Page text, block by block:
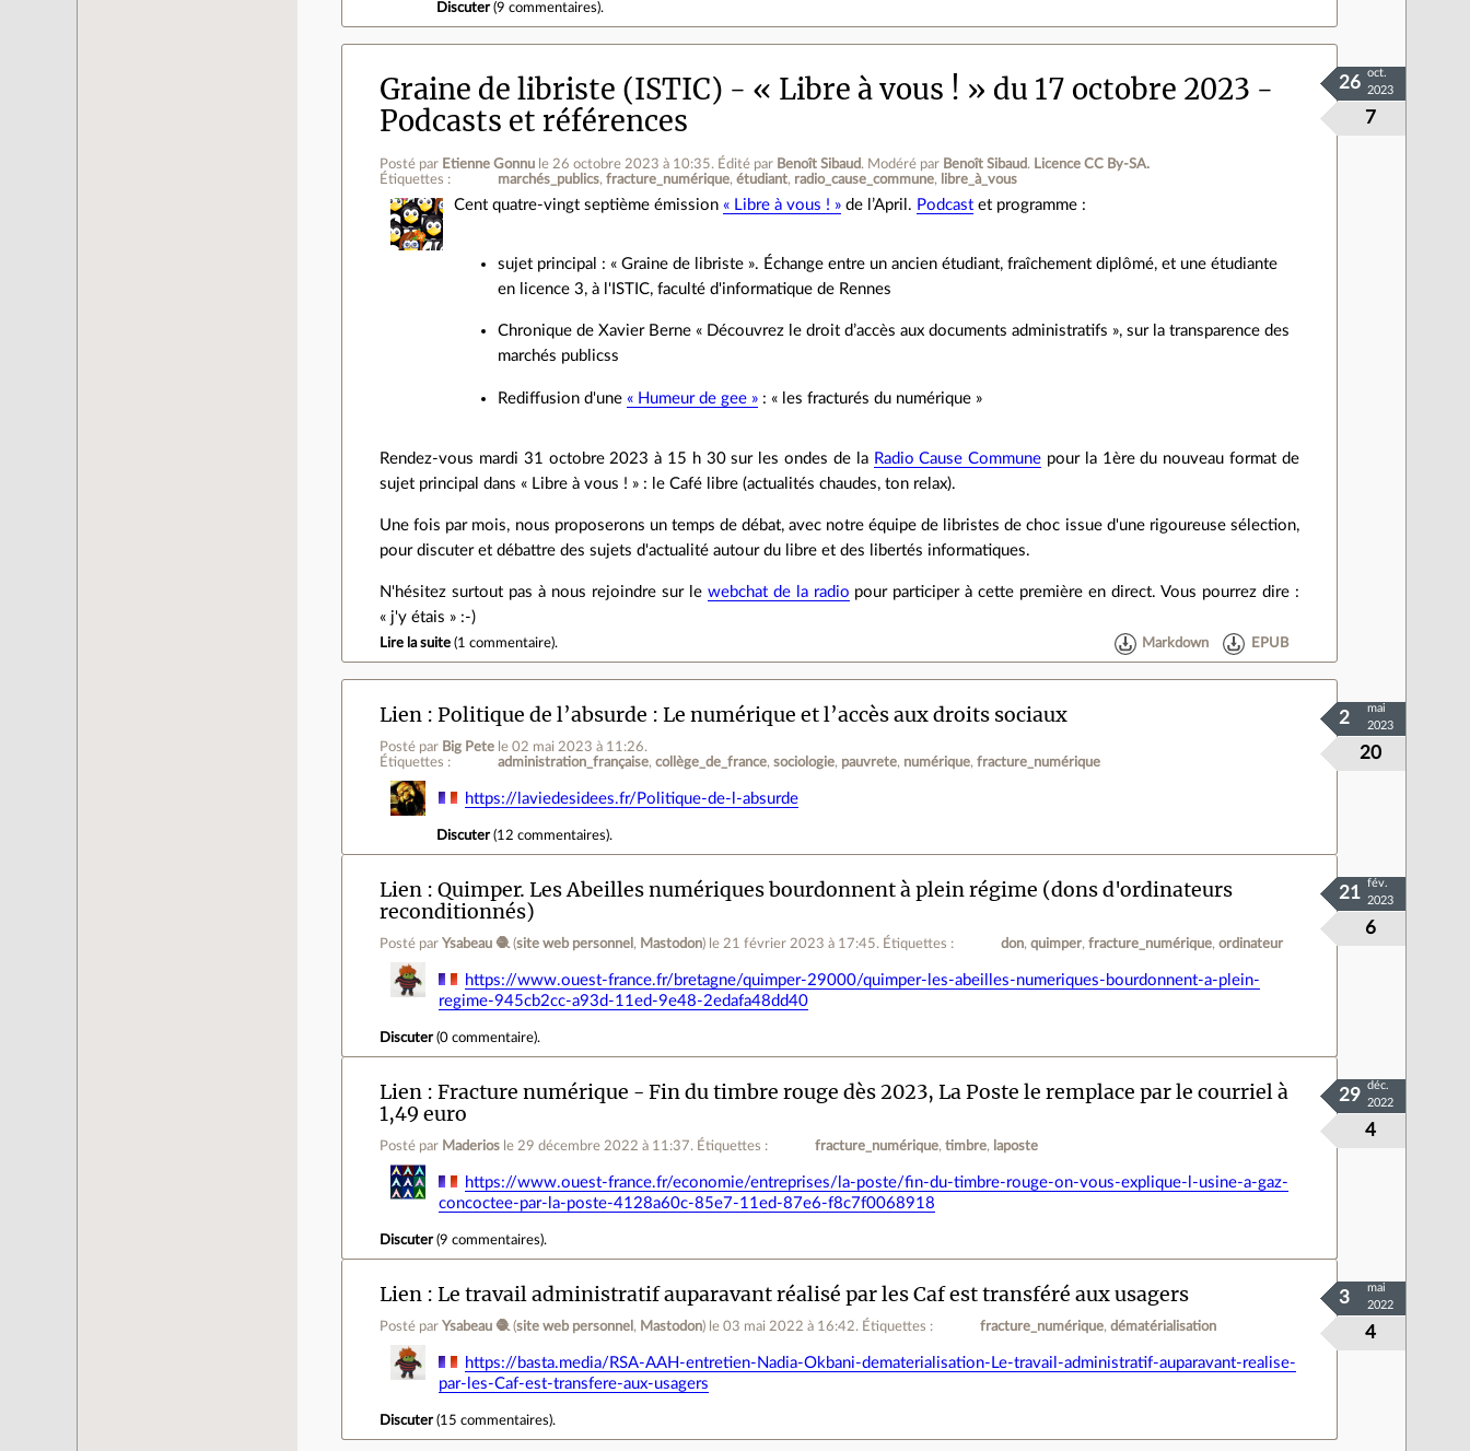
Discuter(9 commentaires).
Graine de libriste (ISTIC) - « Libre à vous ! » du 17 octobre 2023 -
Podcasts et références
Posté par Etienne Gonnu le 26 octobre 2023 à 10:35. Édité par Benoît Sibaud. Modéré par Benoît Sibaud. Licence CC By‑SA.
Étiquettes :
marchés_publics fracture_numérique étudiant radio_cause_commune libre_à_vous
7
26
oct.
2023
Cent quatre-vingt septième émission « Libre à vous ! » de l’April. Podcast et programme :
sujet principal : « Graine de libriste ». Échange entre un ancien étudiant, fraîchement diplômé, et une étudiante
en licence 3, à l'ISTIC, faculté d'informatique de Rennes
Chronique de Xavier Berne « Découvrez le droit d’accès aux documents administratifs », sur la transparence des
marchés publicss
Rediffusion d'une « Humeur de gee » : « les fracturés du numérique »
Rendez-vous mardi 31 octobre 2023 à 15 h 30 sur les ondes de la Radio Cause Commune pour la 1ère du nouveau format de
sujet principal dans « Libre à vous ! » : le Café libre (actualités chaudes, ton relax).
Une fois par mois, nous proposerons un temps de débat, avec notre équipe de libristes de choc issue d'une rigoureuse sélection,
pour discuter et débattre des sujets d'actualité autour du libre et des libertés informatiques.
N'hésitez surtout pas à nous rejoindre sur le webchat de la radio pour participer à cette première en direct. Vous pourrez dire :
« j'y étais » :-)
Lire la suite (1 commentaire). Markdown EPUB
Lien Politique de l’absurde : Le numérique et l’accès aux droits sociaux
Posté par Big Pete le 02 mai 2023 à 11:26.
Étiquettes :
administration_française collège_de_france sociologie pauvrete numérique fracture_numérique 20
2
mai
2023
https://laviedesidees.fr/Politique-de-l-absurde
Discuter(12 commentaires).
Lien
Quimper. Les Abeilles numériques bourdonnent à plein régime (dons d'ordinateurs
reconditionnés)
Posté parYsabeau 🧶 (site web personnel , Mastodon) le 21 février 2023 à 17:45. Étiquettes : don quimper fracture_numérique ordinateur
6
21
fév.
2023
https://www.ouest-france.fr/bretagne/quimper-29000/quimper-les-abeilles-numeriques-bourdonnent-a-plein-
regime-945cb2cc-a93d-11ed-9e48-2edafa48dd40
Discuter(0 commentaire).
Lien
Fracture numérique - Fin du timbre rouge dès 2023, La Poste le remplace par le courriel à
1,49 euro
Posté par Maderios le 29 décembre 2022 à 11:37. Étiquettes : fracture_numérique timbre laposte
4
29
déc.
2022
https://www.ouest-france.fr/economie/entreprises/la-poste/fin-du-timbre-rouge-on-vous-explique-l-usine-a-gaz-
concoctee-par-la-poste-4128a60c-85e7-11ed-87e6-f8c7f0068918
Discuter(9 commentaires).
Lien Le travail administratif auparavant réalisé par les Caf est transféré aux usagers
Posté parYsabeau 🧶 (site web personnel , Mastodon) le 03 mai 2022 à 16:42. Étiquettes : fracture_numérique dématérialisation 4
3
mai
2022
https://basta.media/RSA-AAH-entretien-Nadia-Okbani-dematerialisation-Le-travail-administratif-auparavant-realise-
par-les-Caf-est-transfere-aux-usagers
Discuter(15 commentaires).